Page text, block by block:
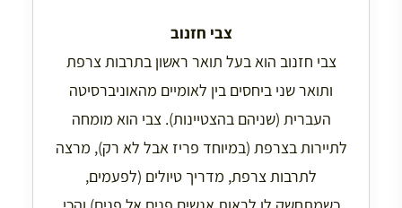
צבי חזנוב
צבי חזנוב הוא בעל תואר ראשון בתרבות צרפת
ותואר שני ביחסים בין לאומיים מהאוניברסיטה
העברית (שניהם בהצטיינות). צבי הוא מומחה
לתיירות בצרפת (במיוחד פריז אבל לא רק), מרצה
לתרבות צרפת, מדריך טיולים (לפעמים,